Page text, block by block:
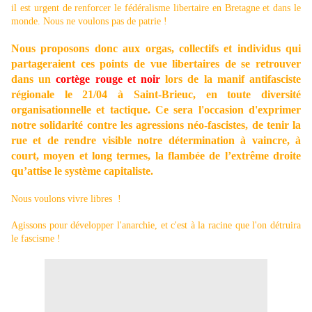
il est urgent de renforcer le fédéralisme libertaire en Bretagne et dans le
monde. Nous ne voulons pas de patrie !
Nous proposons donc aux orgas, collectifs et individus qui
partageraient ces points de vue libertaires de se retrouver
dans uncortège rouge et noir lors de la manif antifasciste
régionale le 21/04 à Saint-Brieuc, en toute diversité
organisationnelle et tactique. Ce sera l'occasion d'exprimer
notre solidarité contre les agressions néo-fascistes, de tenir la
rue et de rendre visible notre détermination à vaincre, à
court, moyen et long termes, la flambée de l’extrême droite
qu’attise le système capitaliste.
Nous voulons vivre libres !
Agissons pour développer l'anarchie, et c'est à la racine que l'on détruira
le fascisme !